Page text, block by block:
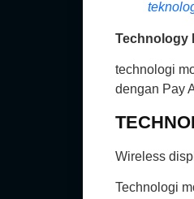
Technology
technologi
dengan Pay
Wireless
Technologi